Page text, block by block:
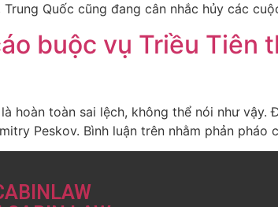
Quốc cũng đang cân nhắc hủy các
buộc vụ Triều
hoàn toàn sai lệch, không thể nói như
Peskov. Bình luận trên nhằm phản